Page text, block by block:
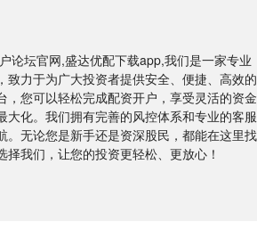
论坛官网,盛达优配下载app,我们是一家专业
致力于为广大投资者提供安全、便捷、高效的
，您可以轻松完成配资开户，享受灵活的资金
大化。我们拥有完善的风控体系和专业的客服
。无论您是新手还是资深股民，都能在这里找
我们，让您的投资更轻松、更放心！